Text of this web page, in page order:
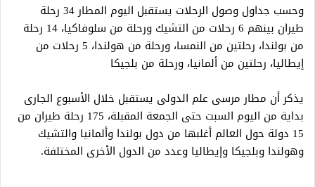
وحسب جداول وصول الرحلات يستقبل اليوم المطار 34 رحلة
طيران بينهم 6 رحلات من التشيك ورحلة من سلوفاكيا، 14 رحلة
من بولندا، رحلتين من النمسا، ورحلة من هولندا، 5 رحلات من
إيطاليا، رحلتين من ألمانيا، ورحلة من بلجيكا
يذكر أن مطار مرسى علم الدولى يستقبل خلال الأسبوع الجارى
بداية من اليوم السبت حتى الجمعة المقبلة، 175 رحلة طيران من
15 دولة حول العالم أغلبها من دول بولندا وألمانيا والتشيك
وهولندا وبلجيكا وإيطاليا وعدد من الدول الأخرى المختلفة.